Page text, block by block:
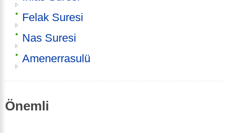
Felak Suresi
Nas Suresi
Amenerrasulü
Önemli